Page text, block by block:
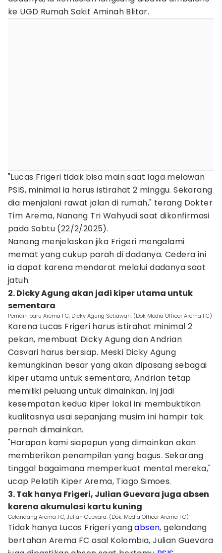
ke UGD Rumah Sakit Aminah Blitar.
"Lucas Frigeri tidak bisa main saat laga melawan
PSIS, minimal ia harus istirahat 2 minggu. Sekarang
dia menjalani rawat jalan di rumah," terang Dokter
Tim Arema, Nanang Tri Wahyudi saat dikonfirmasi
pada Sabtu (22/2/2025).
Nanang menjelaskan jika Frigeri mengalami
memat yang cukup parah di dadanya. Cedera ini
ia dapat karena mendarat melalui dadanya saat
jatuh.
2. Dicky Agung akan jadi kiper utama untuk
sementara
Pemain baru Arema FC, Dicky Agung Setiawan. (Dok Media Officer Arema FC)
Karena Lucas Frigeri harus istirahat minimal 2
pekan, membuat Dicky Agung dan Andrian
Casvari harus bersiap. Meski Dicky Agung
kemungkinan besar yang akan dipasang sebagai
kiper utama untuk sementara, Andrian tetap
memiliki peluang untuk dimainkan. Inj jadi
kesempatan kedua kiper lokal ini membuktikan
kualitasnya usai sepanjang musim ini hampir tak
pernah dimainkan.
"Harapan kami siapapun yang dimainkan akan
memberikan penampilan yang bagus. Sekarang
tinggal bagaimana memperkuat mental mereka,"
ucap Pelatih Kiper Arema, Tiago Simoes.
3. Tak hanya Frigeri, Julian Guevara juga absen
karena akumulasi kartu kuning
Gelandang Arema FC, Julian Guevara. (Dok. Media Officer Arema FC)
Tidak hanya Lucas Frigeri yangabsen, gelandang
bertahan Arema FC asal Kolombia, Julian Guevara